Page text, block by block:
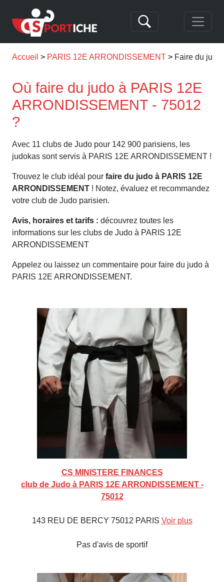
Accueil PARIS 12E ARRONDISSEMENT Faire du
Où faire du judo à PARIS 12E
ARRONDISSEMENT - 75012
?
Avec 11 clubs de Judo pour 142 900 parisiens, les
judokas sont servis à PARIS 12E ARRONDISSEMENT !
Trouvez le club idéal pour faire du judo à PARIS 12E
ARRONDISSEMENT ! Notez, évaluez et recommandez
votre club de Judo parisien.
Avis, horaires et tarifs : découvrez toutes les
informations sur les clubs de Judo à PARIS 12E
ARRONDISSEMENT
Appelez ou laissez un commentaire pour faire du judo à
PARIS 12E ARRONDISSEMENT.
CS MINISTERE FINANCES
club de Judo à PARIS 12E ARRONDISSEMENT -
75012
143 REU DE BERCY 75012 PARIS Voir plus
Pas d'avis de sportif